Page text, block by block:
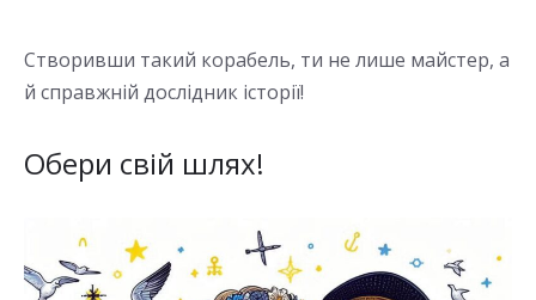
Створивши такий корабель, ти не лише майстер, а
й справжній дослідник історії!
Обери свій шлях!